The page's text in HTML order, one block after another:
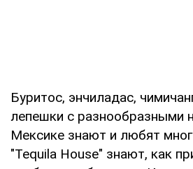
Буритос, энчиладас,
лепешки с разнообразными
Мексике знают и любят
"Tequila House" знают, как